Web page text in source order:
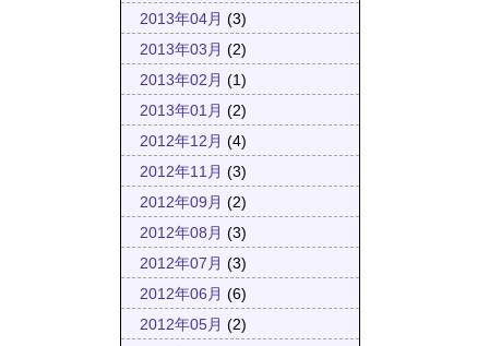
2013年04月 (3)
2013年03月 (2)
2013年02月 (1)
2013年01月 (2)
2012年12月 (4)
2012年11月 (3)
2012年09月 (2)
2012年08月 (3)
2012年07月 (3)
2012年06月 (6)
2012年05月 (2)